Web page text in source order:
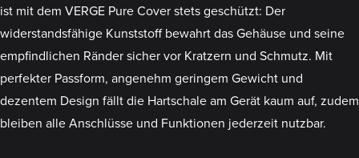
ist mit dem VERGE Pure Cover stets geschützt: Der
widerstandsfähige Kunststoff bewahrt das Gehäuse und seine
empfindlichen Ränder sicher vor Kratzern und Schmutz. Mit
perfekter Passform, angenehm geringem Gewicht und
dezentem Design fällt die Hartschale am Gerät kaum auf, zudem
bleiben alle Anschlüsse und Funktionen jederzeit nutzbar.